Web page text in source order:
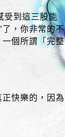
受到這三股能
了，你非常的不
一個所謂「完整
快樂的，因為